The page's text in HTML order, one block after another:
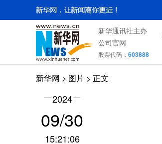
新华通讯社主办
公司官网
股票代码： 603888
新华网 > 图片 > 正文
2024
09/30
15:21:06